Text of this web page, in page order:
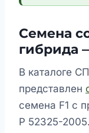
Семена
гибрида
В каталоге
представлен
семена F1 с
Р 52325-